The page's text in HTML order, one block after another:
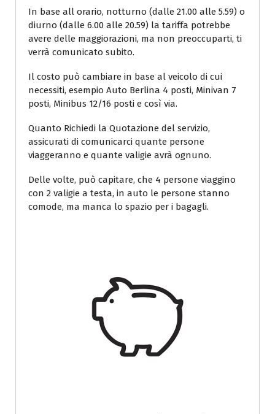
In base all orario, notturno (dalle 21.00 alle 5.59) o
diurno (dalle 6.00 alle 20.59) la tariffa potrebbe
avere delle maggiorazioni, ma non preoccuparti, ti
verrà comunicato subito.
Il costo può cambiare in base al veicolo di cui
necessiti, esempio Auto Berlina 4 posti, Minivan 7
posti, Minibus 12/16 posti e così via.
Quanto Richiedi la Quotazione del servizio,
assicurati di comunicarci quante persone
viaggeranno e quante valigie avrà ognuno.
Delle volte, può capitare, che 4 persone viaggino
con 2 valigie a testa, in auto le persone stanno
comode, ma manca lo spazio per i bagagli.